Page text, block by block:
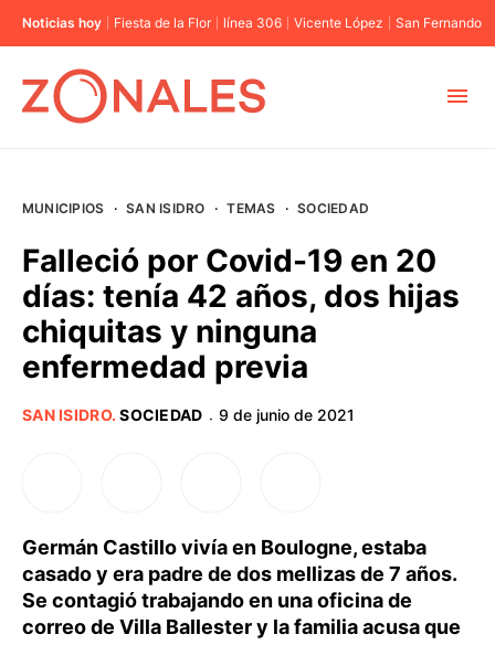
Noticias hoy Fiesta de la Flor línea 306 Vicente López San Fernando
BUENOS AIRES
PROVINCIAS
MUNICIPIOS · SAN ISIDRO · TEMAS · SOCIEDAD
Falleció por Covid-19 en 20
días: tenía 42 años, dos hijas
chiquitas y ninguna
enfermedad previa
SAN ISIDRO.SOCIEDAD · 9 de junio de 2021
Germán Castillo vivía en Boulogne, estaba
casado y era padre de dos mellizas de 7 años.
Se contagió trabajando en una oficina de
correo de Villa Ballester y la familia acusa que